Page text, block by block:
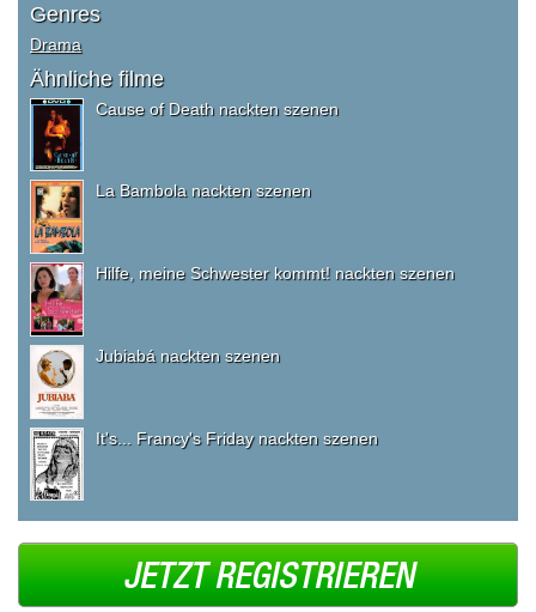
Genres
Drama
Ähnliche filme
Cause of Death nackten szenen
La Bambola nackten szenen
Hilfe, meine Schwester kommt! nackten szenen
Jubiabá nackten szenen
It's... Francy's Friday nackten szenen
JETZT REGISTRIEREN